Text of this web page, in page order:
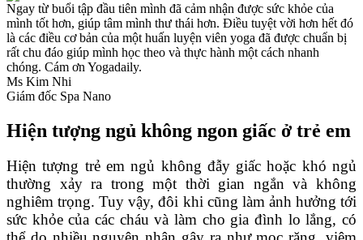
Ngay từ buổi tập đầu tiên mình đã cảm nhận được sức khỏe của
mình tốt hơn, giúp tâm mình thư thái hơn. Điều tuyệt vời hơn hết đó
là các điều cơ bản của một huấn luyện viên yoga đã được chuẩn bị
rất chu đáo giúp mình học theo và thực hành một cách nhanh
chóng. Cám ơn Yogadaily.
Ms Kim Nhi
Giám đốc Spa Nano
Hiện tượng ngủ không ngon giấc ở trẻ em
Hiện tượng trẻ em ngủ không đẫy giấc hoặc khó ngủ
thường xảy ra trong một thời gian ngắn và không
nghiêm trọng. Tuy vậy, đôi khi cũng làm ảnh hưởng tới
sức khỏe của các cháu và làm cho gia đình lo lắng, có